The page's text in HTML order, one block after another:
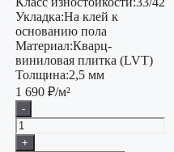
Укладка:На клей к
основанию пола
Материал:Кварц-
виниловая плитка (LVT)
Толщина:2,5 мм
1 690 ₽/м²
-
+